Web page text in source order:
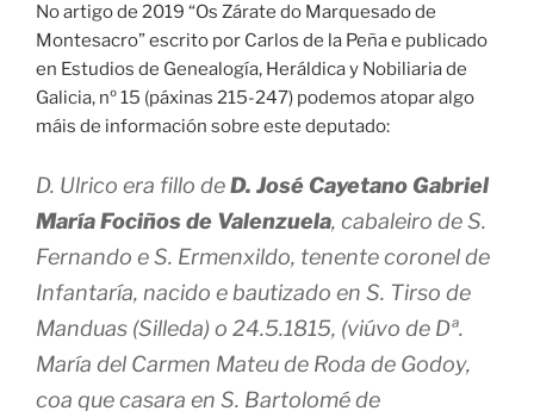
No artigo de 2019 “Os Zárate do Marquesado de
Montesacro” escrito por Carlos de la Peña e publicado
en Estudios de Genealogía, Heráldica y Nobiliaria de
Galicia, nº 15 (páxinas 215-247) podemos atopar algo
máis de información sobre este deputado:
D. Ulrico era fillo deD. José Cayetano Gabriel
María Fociños de Valenzuela, cabaleiro de S.
Fernando e S. Ermenxildo, tenente coronel de
Infantaría, nacido e bautizado en S. Tirso de
Manduas (Silleda) o 24.5.1815, (viúvo de Dª.
María del Carmen Mateu de Roda de Godoy,
coa que casara en S. Bartolomé de